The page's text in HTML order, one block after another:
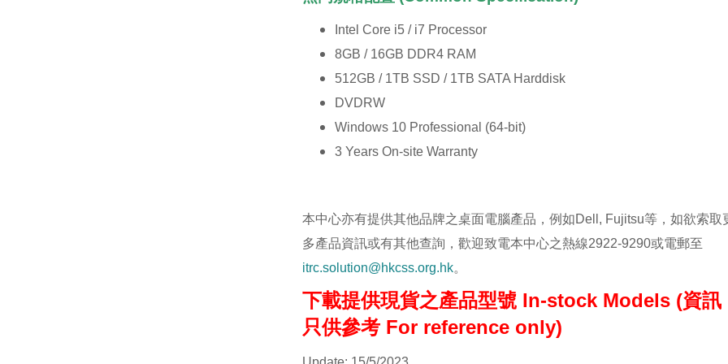
Intel Core i5 / i7 Processor
8GB / 16GB DDR4 RAM
512GB / 1TB SSD / 1TB SATA Harddisk
DVDRW
Windows 10 Professional (64-bit)
3 Years On-site Warranty
本中心亦有提供其他品牌之桌面電腦產品，例如Dell, Fujitsu等，如欲索取
多產品資訊或有其他查詢，歡迎致電本中心之熱線2922-9290或電郵至
itrc.solution@hkcss.org.hk。
下載提供現貨之產品型號 In-stock Models (資訊
只供參考 For reference only)